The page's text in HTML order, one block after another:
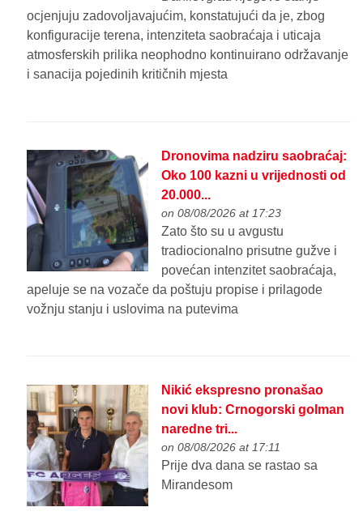
ocjenjuju zadovoljavajućim, konstatujući da je, zbog
konfiguracije terena, intenziteta saobraćaja i uticaja
atmosferskih prilika neophodno kontinuirano održavanje
i sanacija pojedinih kritičnih mjesta
Dronovima nadziru saobraćaj:
Oko 100 kazni u vrijednosti od
20.000...
on 08/08/2026 at 17:23
Zato što su u avgustu
tradiocionalno prisutne gužve i
povećan intenzitet saobraćaja,
apeluje se na vozače da poštuju propise i prilagode
vožnju stanju i uslovima na putevima
Nikić ekspresno pronašao
novi klub: Crnogorski golman
naredne tri...
on 08/08/2026 at 17:11
Prije dva dana se rastao sa
Mirandesom